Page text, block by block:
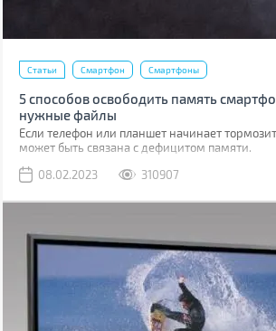
Статьи Смартфон Смартфоны
5 способов освободить память
нужные файлы
Если телефон или планшет начинает
может быть связана с дефицитом памяти.
08.02.2023
310907